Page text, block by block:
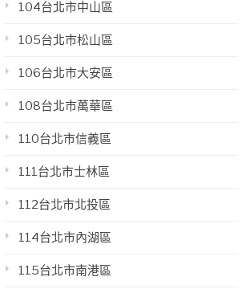
104台北市中山區
105台北市松山區
106台北市大安區
108台北市萬華區
110台北市信義區
111台北市士林區
112台北市北投區
114台北市內湖區
115台北市南港區